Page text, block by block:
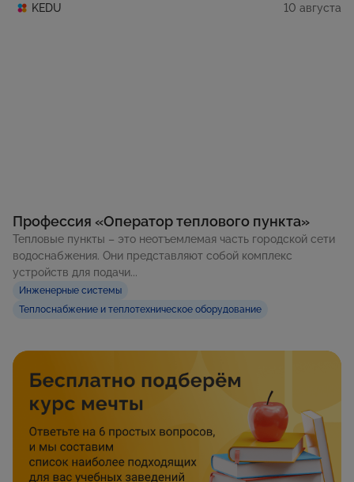
KEDU 10 августа
Профессия «Оператор теплового пункта»
Тепловые пункты – это неотъемлемая часть городской сети
водоснабжения. Они представляют собой комплекс
устройств для подачи...
Инженерные системы
Теплоснабжение и теплотехническое оборудование